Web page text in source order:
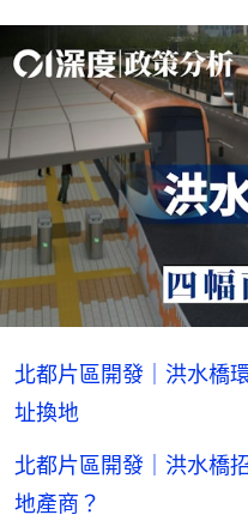
北都片區開發｜洪水橋
址換地
北都片區開發｜洪水橋
地產商？